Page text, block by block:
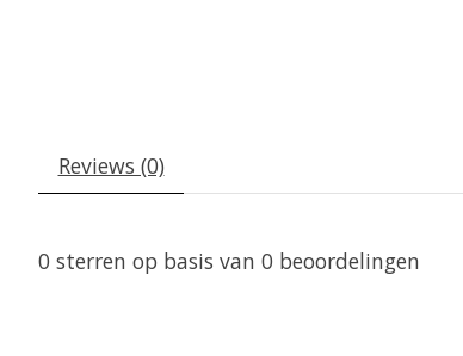
Reviews (0)
0 sterren op basis van 0 beoordelingen